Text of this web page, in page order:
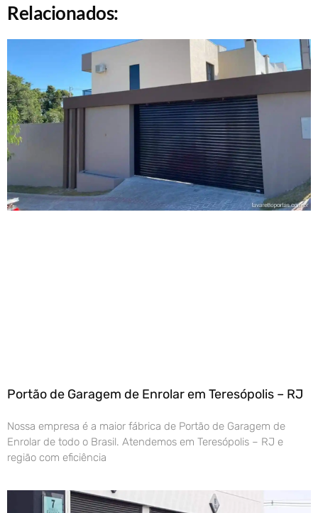
Relacionados:
Portão de Garagem de Enrolar em Teresópolis – RJ
Nossa empresa é a maior fábrica de Portão de Garagem de
Enrolar de todo o Brasil. Atendemos em Teresópolis – RJ e
região com eficiência